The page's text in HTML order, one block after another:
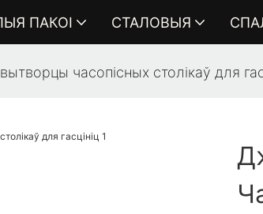
ПАКОІ СТАЛОВЫЯ
часопісных столікаў для